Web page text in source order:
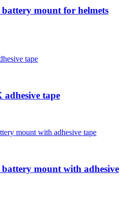
mount for helmets
tape
mount with adhesive